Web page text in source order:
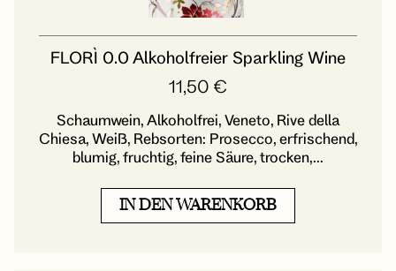
FLORÌ 0.0 Alkoholfreier Sparkling Wine
11,50 €
Schaumwein, Alkoholfrei, Veneto, Rive della
Chiesa, Weiß, Rebsorten: Prosecco, erfrischend,
blumig, fruchtig, feine Säure, trocken,...
IN DEN WARENKORB